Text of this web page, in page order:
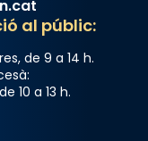
al públic:
de 9 a 14 h.
10 a 13 h.